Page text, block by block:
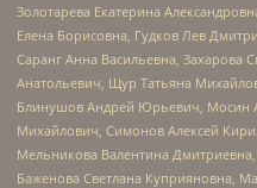
Золотарева Екатерина
Елена Борисовна, Гудков Лев
Саранг Анна Васильевна, Захарова
Анатольевич, Щур Татьяна
Блинушов Андрей Юрьевич, Мосин
Михайлович, Симонов Алексей
Мельникова Валентина
Баженова Светлана Куприяновна,